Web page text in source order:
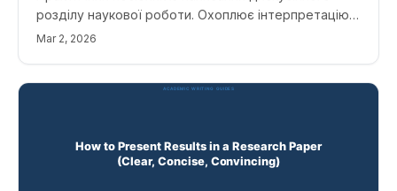
розділу наукової роботи. Охоплює інтерпретацію,
обмеження та підключення висновків до вашого
Mar 2, 2026